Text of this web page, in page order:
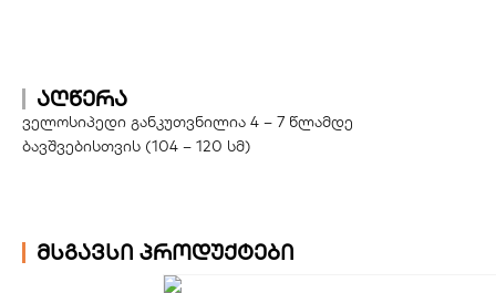
აღწერა
ველოსიპედი განკუთვნილია 4 – 7 წლამდე
ბავშვებისთვის (104 – 120 სმ)
მსგავსი პროდუქტები